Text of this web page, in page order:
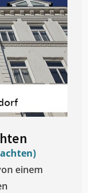
einem